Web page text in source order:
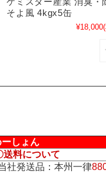
そよ風 4kgx5缶
¥18,000
しょん
送料について
社発送品：本州一律